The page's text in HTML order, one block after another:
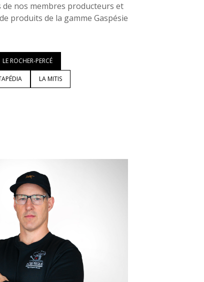
nos membres producteurs et
produits de la gamme Gaspésie
LE ROCHER-PERCÉ
LA MITIS